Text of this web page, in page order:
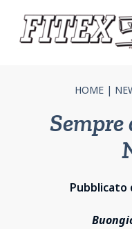
HOME |
Pubblicato